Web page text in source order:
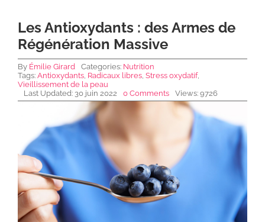
NEWS DE FOREO
SKINCARE
SANTÉ & BIEN-ÊTRE
BEAUTÉ
À PROPOS
Les Antioxydants : des Armes de
Régénération Massive
By Émilie Girard Categories: Nutrition
Tags: Antioxydants Radicaux libres Stress oxydatif,
Vieillissement de la peau
Last Updated: 30 juin 2022
0 Comments Views: 9726